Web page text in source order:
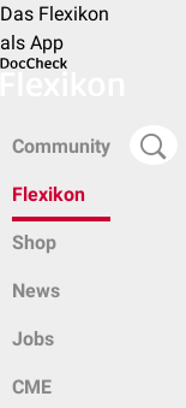
Das Flexikon
als App
Community
Flexikon
Shop
News
Jobs
CME